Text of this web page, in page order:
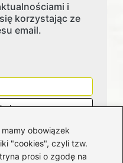
obowiązek
"cookies", czyli tzw.
prosi o zgodę na
i
korzystając ze
email.